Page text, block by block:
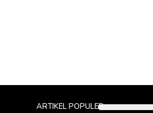
ARTIKEL POPULER